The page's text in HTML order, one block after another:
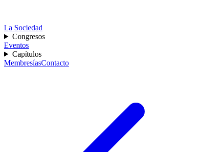
La Sociedad
Congresos
Eventos
Capítulos
MembresíasContacto